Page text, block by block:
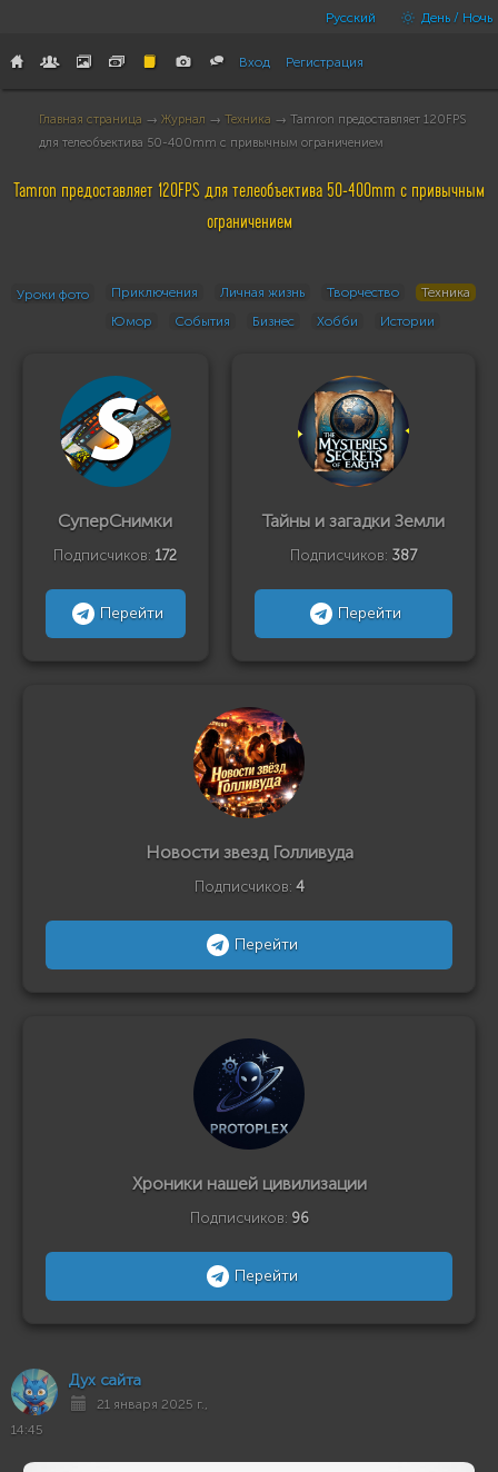
Русский День / Ночь
Вход Регистрация
Главная страница → Журнал → Техника → Tamron предоставляет 120FPS
для телеобъектива 50-400mm с привычным ограничением
Tamron предоставляет 120FPS для телеобъектива 50-400mm с привычным
ограничением
Уроки фото Приключения Личная жизнь Творчество
Техника
Юмор
События Бизнес Хобби Истории
СуперСнимки
Подписчиков: 172
Перейти
Тайны и загадки Земли
Подписчиков: 387
Перейти
Новости звезд Голливуда
Подписчиков: 4
Перейти
Хроники нашей цивилизации
Подписчиков: 96
Перейти
Дух сайта
21 января 2025 г.,
14:45